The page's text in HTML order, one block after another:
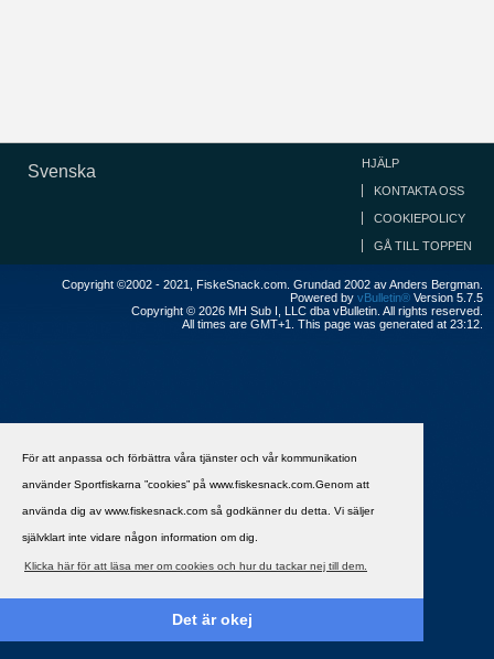
För att anpassa och förbättra våra tjänster och vår kommunikation
använder Sportfiskarna ”cookies” på www.fiskesnack.com.Genom att
använda dig av www.fiskesnack.com så godkänner du detta. Vi säljer
självklart inte vidare någon information om dig.
Klicka här för att läsa mer om cookies och hur du tackar nej till dem.
Det är okej
Svenska HJÄLP
KONTAKTA OSS
COOKIEPOLICY
GÅ TILL TOPPEN
Copyright ©2002 - 2021, FiskeSnack.com. Grundad 2002 av Anders Bergman.
Powered by vBulletin® Version 5.7.5
Copyright © 2026 MH Sub I, LLC dba vBulletin. All rights reserved.
All times are GMT+1. This page was generated at 23:12.